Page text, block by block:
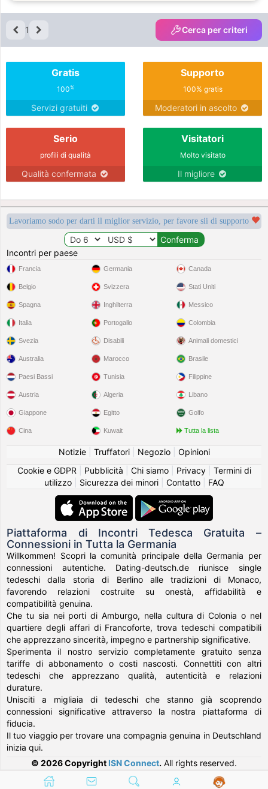
1 Cerca per criteri
Gratis
100%
Servizi gratuiti
Supporto
100% gratis
Moderatori in ascolto
Serio
profili di qualità
Qualità confermata
Visitatori
Molto visitato
Il migliore
Lavoriamo sodo per darti il miglior servizio, per favore sii di supporto
Incontri per paese
Francia
Belgio
Spagna
Italia
Svezia
Germania
Svizzera
Inghilterra
Portogallo
Disabili
Canada
Stati Uniti
Messico
Colombia
Animali domestici
Australia
Paesi Bassi
Austria
Giappone
Cina
Marocco
Tunisia
Algeria
Egitto
Kuwait
Brasile
Filippine
Libano
Golfo
Tutta la lista
Notizie| Truffatori| Negozio| Opinioni
Cookie e GDPR
Pubblicità Chi siamo| Privacy| Termini di
utilizzo| Sicurezza dei minori| Contatto| FAQ
Piattaforma di Incontri Tedesca Gratuita –
Connessioni in Tutta la Germania
Willkommen! Scopri la comunità principale della Germania per
connessioni autentiche. Dating-deutsch.de riunisce single
tedeschi dalla storia di Berlino alle tradizioni di Monaco,
favorendo relazioni costruite su onestà, affidabilità e
compatibilità genuina.
Che tu sia nei porti di Amburgo, nella cultura di Colonia o nel
quartiere degli affari di Francoforte, trova tedeschi compatibili
che apprezzano sincerità, impegno e partnership significative.
Sperimenta il nostro servizio completamente gratuito senza
tariffe di abbonamento o costi nascosti. Connettiti con altri
tedeschi che apprezzano qualità, autenticità e relazioni
durature.
Unisciti a migliaia di tedeschi che stanno già scoprendo
connessioni significative attraverso la nostra piattaforma di
fiducia.
Il tuo viaggio per trovare una compagnia genuina in Deutschland
inizia qui.
© 2026 Copyright ISN Connect. All rights reserved.